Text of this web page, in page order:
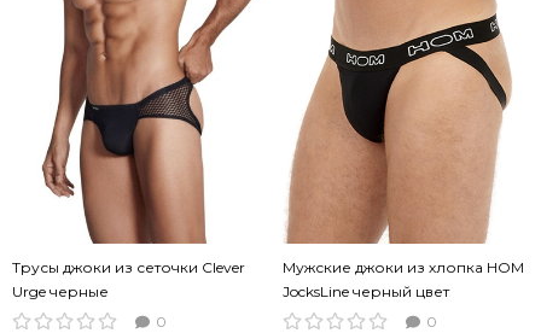
Трусы джоки из сеточки Clever
Urge черные
0
Мужские джоки из хлопка HOM
JocksLine черный цвет
0